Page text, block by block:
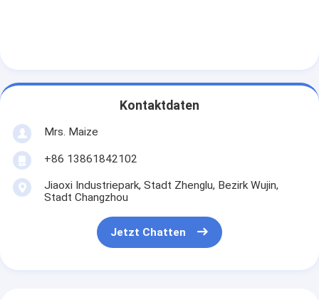
Horizontaler Band-Mischer
Universalzerkleinerungsmaschine
Superfine Schleifmaschine
v-Art Pulvermischer
IBC-Behälter-Mischmaschine
Kontaktdaten
Mrs. Maize
+86 13861842102
Jiaoxi Industriepark, Stadt Zhenglu, Bezirk Wujin,
Stadt Changzhou
Jetzt Chatten